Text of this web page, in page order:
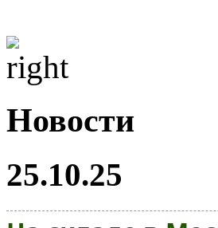
Новости
25.10.25